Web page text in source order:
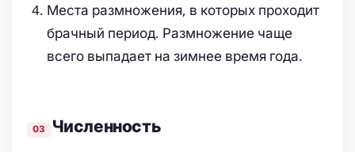
Места размножения, в которых проходит
брачный период. Размножение чаще
всего выпадает на зимнее время года.
Численность